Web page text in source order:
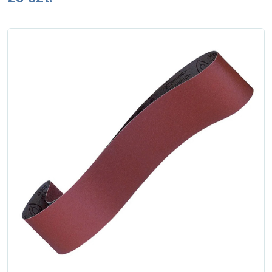
Zgłoś naprawę
Dowiedz się więcej
Aktualności i porady
Płatności i dostawa
Regulamin